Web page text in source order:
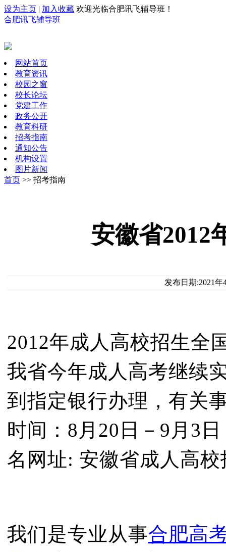
设为主页 | 加入收藏 欢迎光临合肥讯飞辅导班！
合肥讯飞辅导班
网站首页
教育资讯
校园之窗
校长论坛
党建工作
政务公开
教育科研
招考指南
通知公告
机构设置
图片新闻
首页 >> 招考指南
安徽省2012
发布日期:2021
2012年成人高校招生全
我省今年成人高考继续
到指定银行办理，有关
时间：8月20日－9月3
名网址: 安徽省成人高
我们是专业从事合肥高